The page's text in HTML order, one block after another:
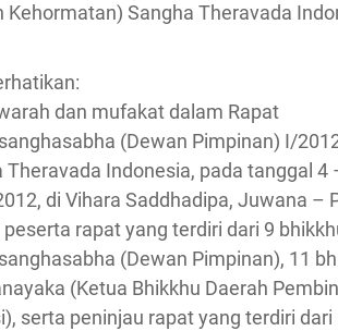
Kehormatan) Sangha Theravada
dan mufakat dalam Rapat
(Dewan Pimpinan) I/
Theravada Indonesia, pada tanggal 4
di Vihara Saddhadipa, Juwana –
peserta rapat yang terdiri dari 9
(Dewan Pimpinan), 11
(Ketua Bhikkhu Daerah
serta peninjau rapat yang terdiri dari